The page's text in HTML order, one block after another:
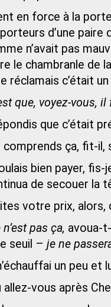
en force à la
d’une paire
n’avait pas
le chambranle de
réclamais c’était
que, voyez-vous,
que c’était
ça, fit-il,
bien payer, fis-
de secouer la
votre prix, alors,
n’est pas ça, avoua-
seuil – je ne
un peu et
allez-vous après